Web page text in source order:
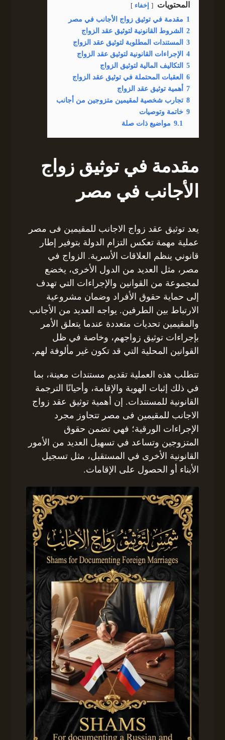
المحتويات إخفاء
1 مقدمة في توثيق زواج الأجانب في مصر
2
الشروط القانونية لتوثيق عقد الزواج
3
المستندات المطلوبة لتوثيق عقد الزواج
4
الإجراءات القانونية لتوثيق عقد الزواج
5
التكاليف المالية لتوثيق الزواج
6
العقبات المحتملة في توثيق عقد الزواج
7
أهمية توثيق عقد الزواج
8 تجارب شخصية لمقيمين متزوجين من أجانب
9 خاتمة وتوصيات
9.1 مواضيع ذات صلة
مقدمة في توثيق زواج
الأجانب في مصر
يعد توثيق عقد زواج الاجانب للمقيمين فى مصر
عملية مهمة تعكس التزام الدولة بتوفير إطار
قانوني ينظم العلاقات الأسرية. الزواج في
مصر، مثل العديد من الدول الأخرى، يخضع
لمجموعة من القوانين والإجراءات التي تهدف
إلى حماية حقوق الأفراد وضمان مشروعية
الارتباط بين الطرفين. يواجه العديد من الأجانب
والمقيمين تحديات متعددة عندما يتعلق الأمر
بإجراءات توثيق زواجهم، وخاصة في ظل
القوانين المحلية التي قد تكون غير مألوفة لهم.
تتطلب هذه العملية تقديم مستندات معينة، بما
في ذلك إثبات الهوية والإقامة، وأحيانًا الترجمة
القانونية للمستندات. إن أهمية توثيق عقد زواج
الاجانب للمقيمين فى مصر تتجاوز مجرد
الإجراءات الورقية؛ فهي تضمن حقوق
المتزوجين وتساعد في تسهيل العديد من الأمور
القانونية الأخرى في المستقبل، مثل تسجيل
الأبناء أو الحصول على الإقامات.